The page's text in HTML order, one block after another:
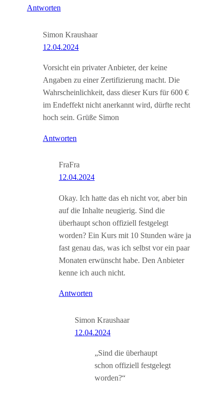
Antworten
Simon Kraushaar
12.04.2024
Vorsicht ein privater Anbieter, der keine
Angaben zu einer Zertifizierung macht. Die
Wahrscheinlichkeit, dass dieser Kurs für 600 €
im Endeffekt nicht anerkannt wird, dürfte recht
hoch sein. Grüße Simon
Antworten
FraFra
12.04.2024
Okay. Ich hatte das eh nicht vor, aber bin
auf die Inhalte neugierig. Sind die
überhaupt schon offiziell festgelegt
worden? Ein Kurs mit 10 Stunden wäre ja
fast genau das, was ich selbst vor ein paar
Monaten erwünscht habe. Den Anbieter
kenne ich auch nicht.
Antworten
Simon Kraushaar
12.04.2024
„Sind die überhaupt
schon offiziell festgelegt
worden?“